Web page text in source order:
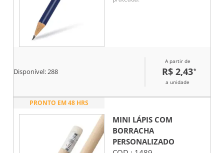
Disponível:288
A partir de
R$ 2,43*
a unidade
PRONTO EM 48 HRS
MINI LÁPIS COM
BORRACHA
PERSONALIZADO